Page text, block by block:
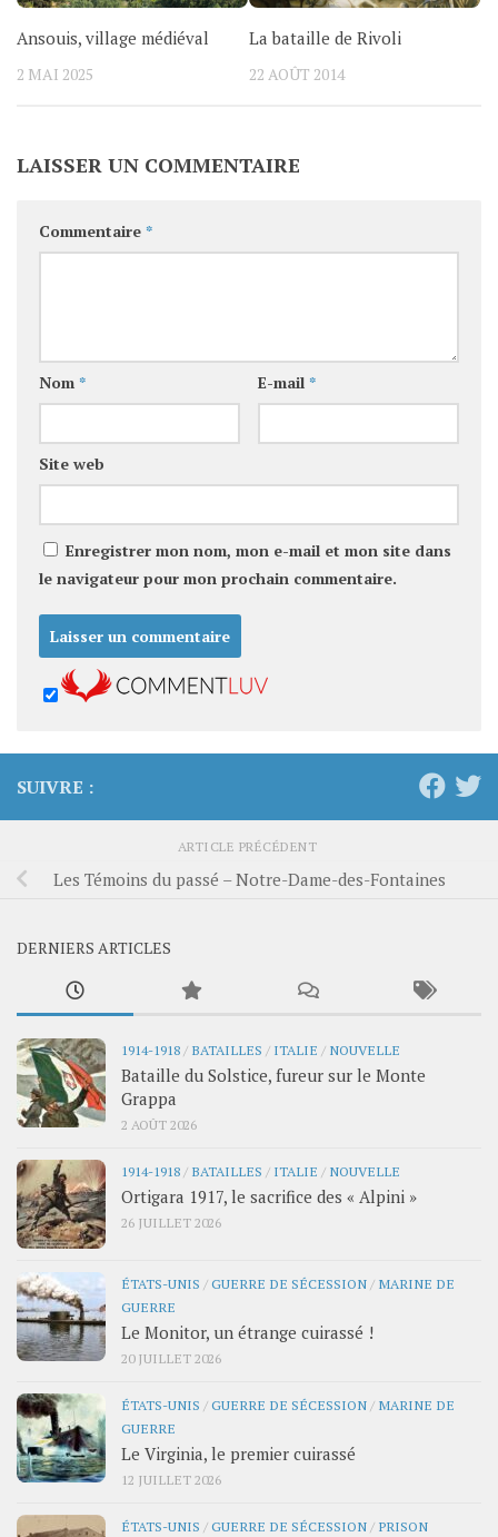
Ansouis, village médiéval
2 MAI 2025
La bataille de Rivoli
22 AOÛT 2014
LAISSER UN COMMENTAIRE
Commentaire *
Nom * E-mail *
Site web
Enregistrer mon nom, mon e-mail et mon site dans
le navigateur pour mon prochain commentaire.
SUIVRE :
ARTICLE PRÉCÉDENT
Les Témoins du passé – Notre-Dame-des-Fontaines
DERNIERS ARTICLES
1914-1918 / BATAILLES / ITALIE / NOUVELLE
Bataille du Solstice, fureur sur le Monte
Grappa
2 AOÛT 2026
1914-1918 / BATAILLES / ITALIE / NOUVELLE
Ortigara 1917, le sacrifice des « Alpini »
26 JUILLET 2026
ÉTATS-UNIS /GUERRE DE SÉCESSION / MARINE DE
GUERRE
Le Monitor, un étrange cuirassé !
20 JUILLET 2026
ÉTATS-UNIS /GUERRE DE SÉCESSION / MARINE DE
GUERRE
Le Virginia, le premier cuirassé
12 JUILLET 2026
ÉTATS-UNIS /GUERRE DE SÉCESSION / PRISON